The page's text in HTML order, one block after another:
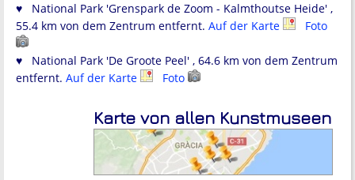
♥ National Park 'Grenspark de Zoom - Kalmthoutse Heide' ,
55.4 km von dem Zentrum entfernt. Auf der Karte Foto
♥ National Park 'De Groote Peel' , 64.6 km von dem Zentrum
entfernt. Auf der Karte Foto
Karte von allen Kunstmuseen